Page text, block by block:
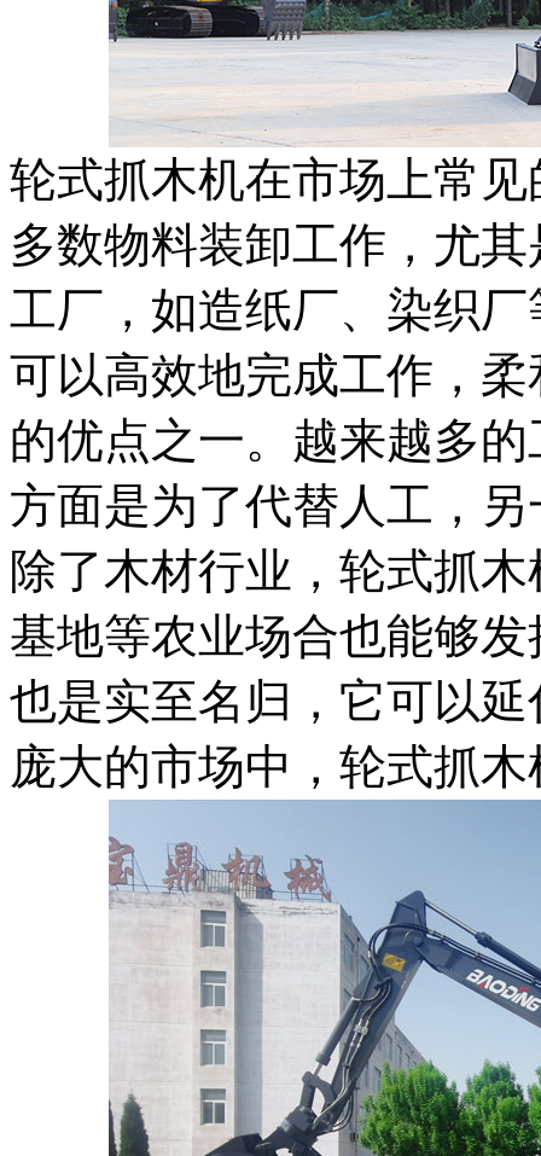
轮式抓木机在市场上常
多数物料装卸工作，尤
工厂，如造纸厂、染织
可以高效地完成工作，
的优点之一。越来越多
方面是为了代替人工，
除了木材行业，轮式抓
基地等农业场合也能够
也是实至名归，它可以
庞大的市场中，轮式抓